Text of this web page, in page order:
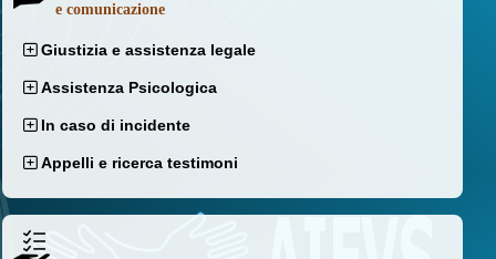
e comunicazione
Giustizia e assistenza legale
Assistenza Psicologica
In caso di incidente
Appelli e ricerca testimoni